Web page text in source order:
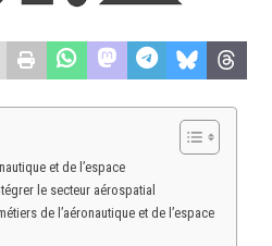
et de l’espace
le secteur aérospatial
de l’aéronautique et de l’espace